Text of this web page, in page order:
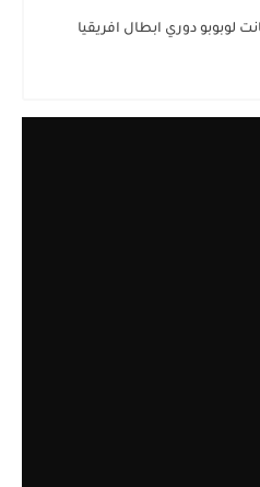
لوبوبو دوري ابطال افريقيا